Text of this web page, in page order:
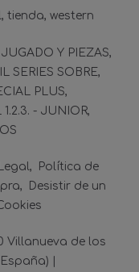
tienda western
Y PIEZAS
SERIES SOBRE
PLUS
1.2.3. - JUNIOR
Política de
Desistir de un
Villanueva de los
|